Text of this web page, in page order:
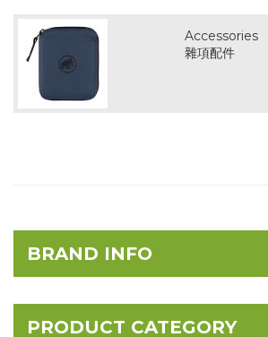
Accessories
雜項配件
BRAND INFO
PRODUCT CATEGORY